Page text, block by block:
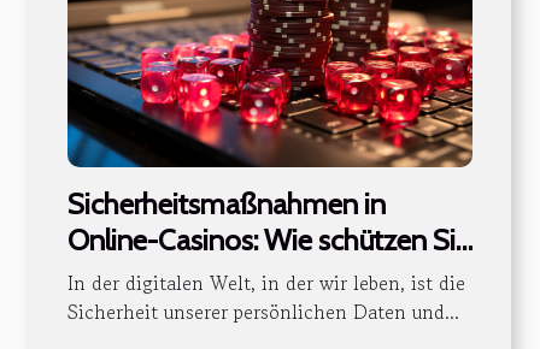
Sicherheitsmaßnahmen in
Online-Casinos: Wie schützen Sie
Ihre Daten und Ihr Geld
In der digitalen Welt, in der wir leben, ist die
Sicherheit unserer persönlichen Daten und...